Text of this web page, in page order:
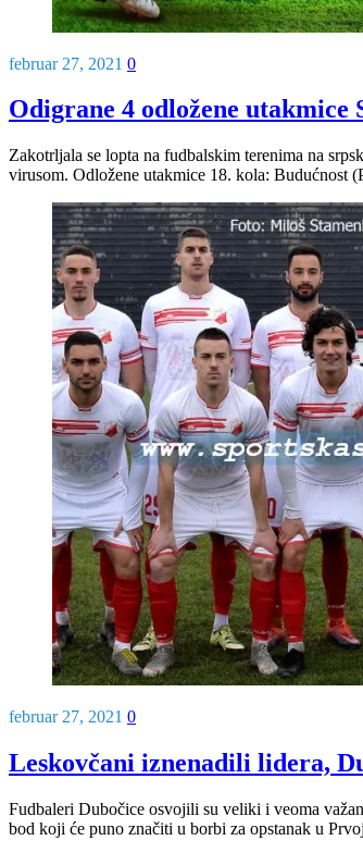
februar 27, 2021 0
Odigrane 4 odložene utakmice
Zakotrljala se lopta na fudbalskim terenima na
virusom. Odložene utakmice 18. kola: Budućnost
februar 27, 2021 0
Leskovčani iznenadili lidera,
Fudbaleri Dubočice osvojili su veliki i veoma
bod koji će puno značiti u borbi za opstanak u